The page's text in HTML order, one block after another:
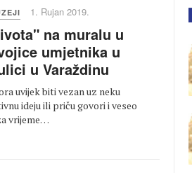
1. Rujan 2019.
na muralu u
umjetnika u
u Varaždinu
uvijek biti vezan uz neku
ideju ili priču govori i veseo
vrijeme…